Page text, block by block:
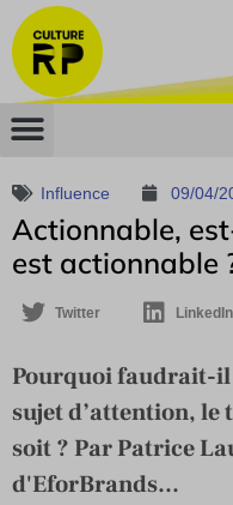
Influence 09/04/
Actionnable,
est actionnable
Twitter LinkedIn
Pourquoi faudrait-il
sujet d’attention, le
soit ? Par Patrice
d'EforBrands...